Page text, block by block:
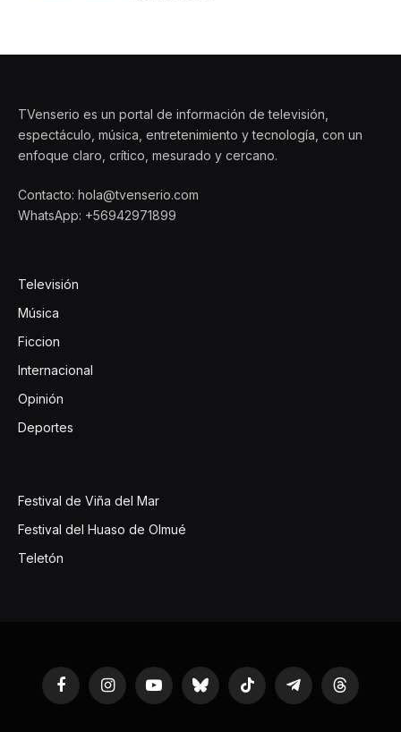
TVenserio es un portal de información de televisión,
espectáculo, música, entretenimiento y tecnología, con un
enfoque claro, crítico, mesurado y cercano.
Contacto: hola@tvenserio.com
WhatsApp: +56942971899
Televisión
Música
Ficcion
Internacional
Opinión
Deportes
Festival de Viña del Mar
Festival del Huaso de Olmué
Teletón
FacebookInstagramYouTubeBluesky TikTok TelegramThreads